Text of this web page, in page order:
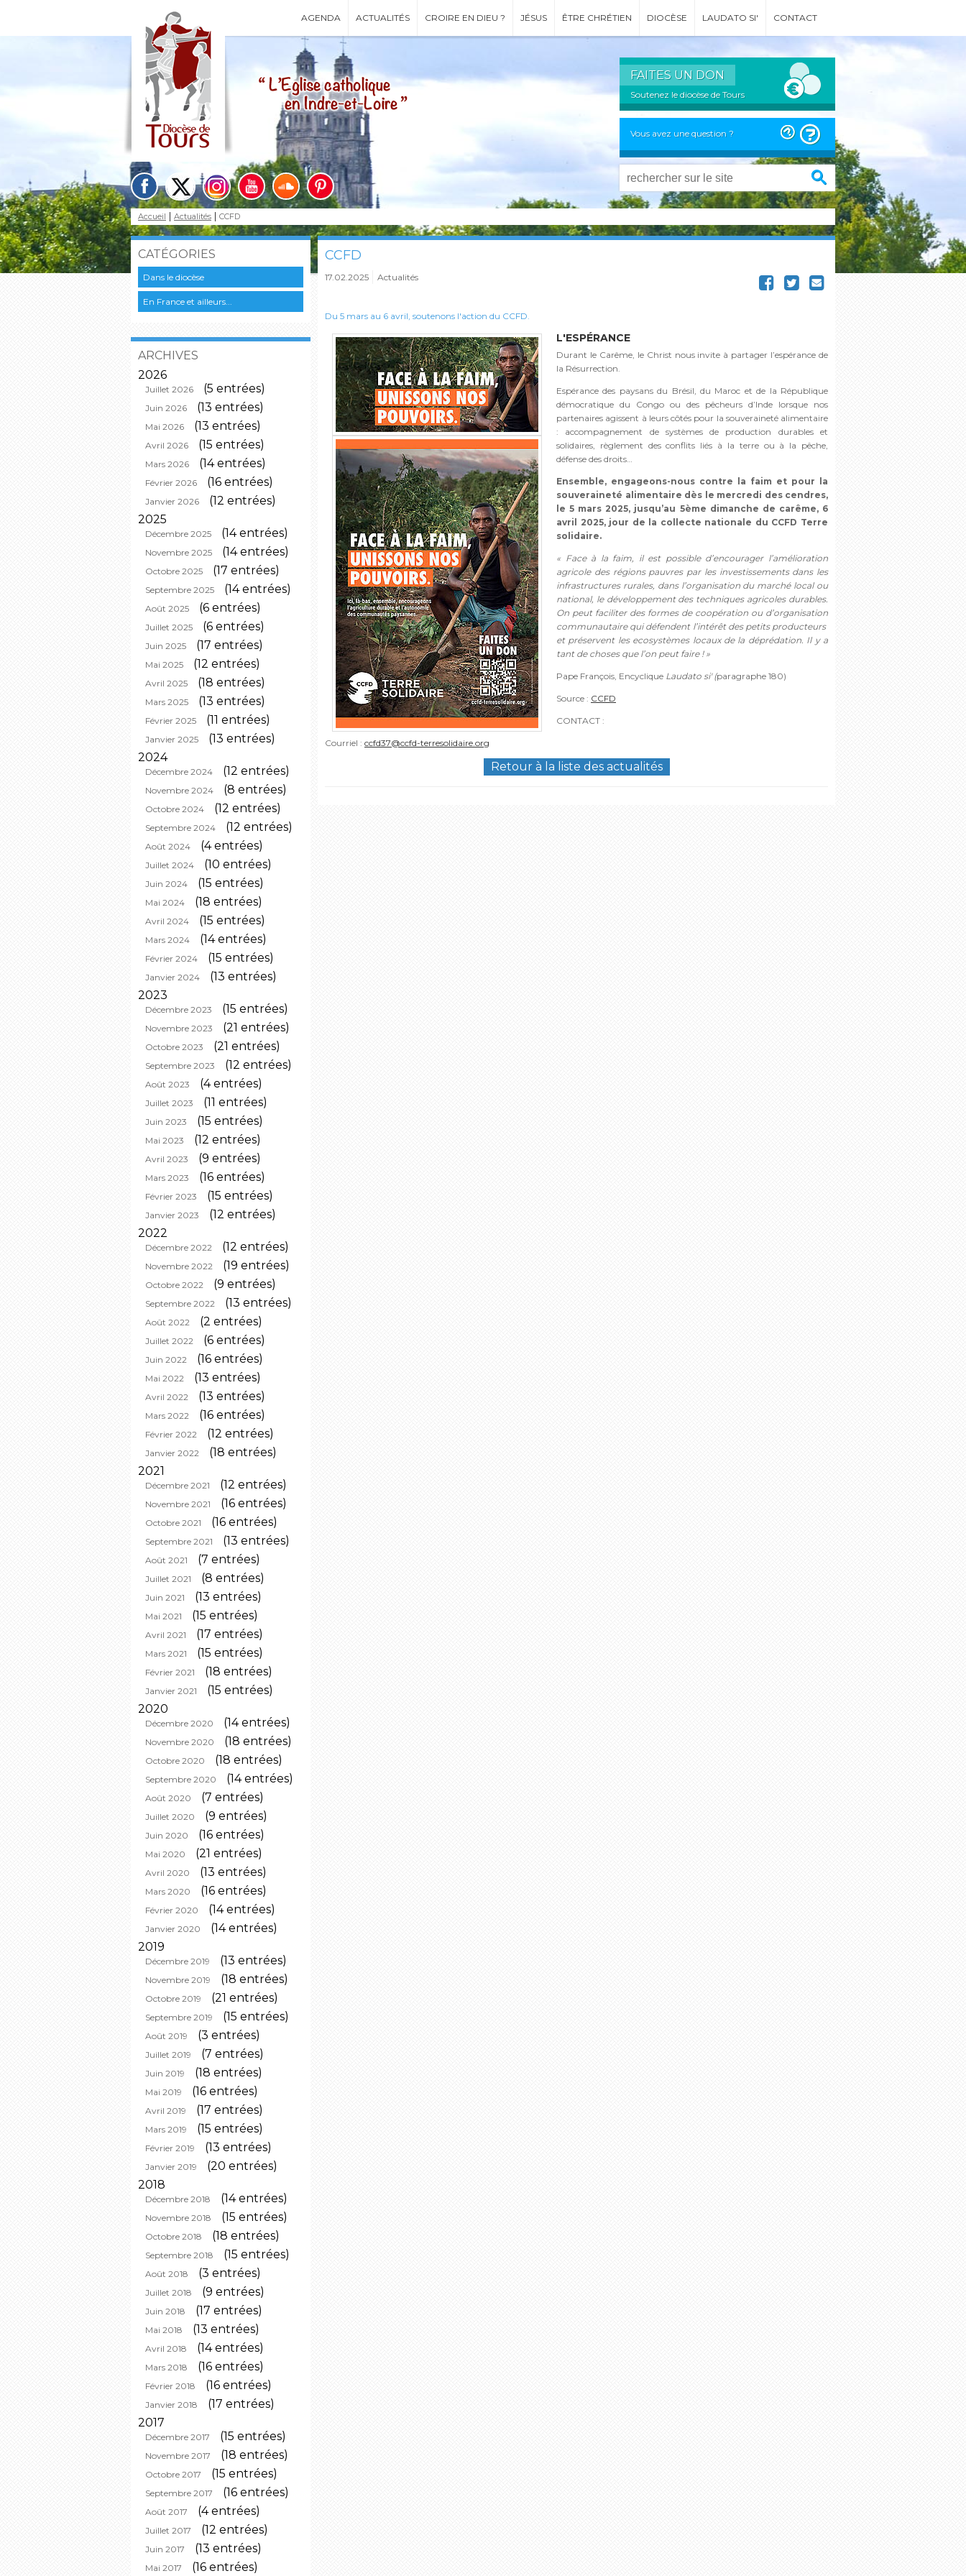
AGENDA ACTUALITÉS CROIRE EN DIEU ? JÉSUS ÊTRE CHRÉTIEN DIOCÈSE LAUDATO SI' CONTACT
FAITES UN DON
Soutenez le diocèse de Tours
Vous avez une question ?
Accueil Actualités CCFD
CATÉGORIES
Dans le diocèse
En France et ailleurs...
ARCHIVES
2026
Juillet 2026 (5 entrées)
Juin 2026 (13 entrées)
Mai 2026 (13 entrées)
Avril 2026 (15 entrées)
Mars 2026 (14 entrées)
Février 2026 (16 entrées)
Janvier 2026
(12 entrées)
2025
Décembre 2025 (14 entrées)
Novembre 2025 (14 entrées)
Octobre 2025 (17 entrées)
Septembre 2025 (14 entrées)
Août 2025 (6 entrées)
Juillet 2025 (6 entrées)
Juin 2025 (17 entrées)
Mai 2025 (12 entrées)
Avril 2025 (18 entrées)
Mars 2025 (13 entrées)
Février 2025 (11 entrées)
Janvier 2025
(13 entrées)
2024
Décembre 2024 (12 entrées)
Novembre 2024 (8 entrées)
Octobre 2024 (12 entrées)
Septembre 2024 (12 entrées)
Août 2024 (4 entrées)
Juillet 2024 (10 entrées)
Juin 2024 (15 entrées)
Mai 2024 (18 entrées)
Avril 2024 (15 entrées)
Mars 2024 (14 entrées)
Février 2024 (15 entrées)
Janvier 2024
(13 entrées)
2023
Décembre 2023 (15 entrées)
Novembre 2023 (21 entrées)
Octobre 2023 (21 entrées)
Septembre 2023 (12 entrées)
Août 2023 (4 entrées)
Juillet 2023 (11 entrées)
Juin 2023 (15 entrées)
Mai 2023 (12 entrées)
Avril 2023 (9 entrées)
Mars 2023 (16 entrées)
Février 2023 (15 entrées)
Janvier 2023
(12 entrées)
2022
Décembre 2022 (12 entrées)
Novembre 2022 (19 entrées)
Octobre 2022 (9 entrées)
Septembre 2022 (13 entrées)
Août 2022 (2 entrées)
Juillet 2022 (6 entrées)
Juin 2022 (16 entrées)
Mai 2022 (13 entrées)
Avril 2022 (13 entrées)
Mars 2022 (16 entrées)
Février 2022 (12 entrées)
Janvier 2022
(18 entrées)
2021
Décembre 2021 (12 entrées)
Novembre 2021 (16 entrées)
Octobre 2021 (16 entrées)
Septembre 2021 (13 entrées)
Août 2021 (7 entrées)
Juillet 2021 (8 entrées)
Juin 2021 (13 entrées)
Mai 2021 (15 entrées)
Avril 2021 (17 entrées)
Mars 2021 (15 entrées)
Février 2021 (18 entrées)
Janvier 2021
(15 entrées)
2020
Décembre 2020 (14 entrées)
Novembre 2020 (18 entrées)
Octobre 2020 (18 entrées)
Septembre 2020 (14 entrées)
Août 2020 (7 entrées)
Juillet 2020 (9 entrées)
Juin 2020 (16 entrées)
Mai 2020 (21 entrées)
Avril 2020 (13 entrées)
Mars 2020 (16 entrées)
Février 2020 (14 entrées)
Janvier 2020
(14 entrées)
2019
Décembre 2019 (13 entrées)
Novembre 2019 (18 entrées)
Octobre 2019 (21 entrées)
Septembre 2019 (15 entrées)
Août 2019 (3 entrées)
Juillet 2019 (7 entrées)
Juin 2019 (18 entrées)
Mai 2019 (16 entrées)
Avril 2019 (17 entrées)
Mars 2019 (15 entrées)
Février 2019 (13 entrées)
Janvier 2019
(20 entrées)
2018
Décembre 2018 (14 entrées)
Novembre 2018 (15 entrées)
Octobre 2018 (18 entrées)
Septembre 2018 (15 entrées)
Août 2018 (3 entrées)
Juillet 2018 (9 entrées)
Juin 2018 (17 entrées)
Mai 2018 (13 entrées)
Avril 2018 (14 entrées)
Mars 2018 (16 entrées)
Février 2018 (16 entrées)
Janvier 2018
(17 entrées)
2017
Décembre 2017 (15 entrées)
Novembre 2017 (18 entrées)
Octobre 2017 (15 entrées)
Septembre 2017 (16 entrées)
Août 2017 (4 entrées)
Juillet 2017 (12 entrées)
Juin 2017 (13 entrées)
Mai 2017 (16 entrées)
CCFD
17.02.2025 Actualités
Du 5 mars au 6 avril, soutenons l'action du CCFD.
L'ESPÉRANCE
Durant le Carême, le Christ nous invite à partager l’espérance de
la Résurrection.
Espérance des paysans du Brésil, du Maroc et de la République
démocratique du Congo ou des pêcheurs d’Inde lorsque nos
partenaires agissent à leurs côtés pour la souveraineté alimentaire
: accompagnement de systèmes de production durables et
solidaires, règlement des conflits liés à la terre ou à la pêche,
défense des droits…
Ensemble, engageons-nous contre la faim et pour la
souveraineté alimentaire dès le mercredi des cendres,
le 5 mars 2025, jusqu’au 5ème dimanche de carême, 6
avril 2025, jour de la collecte nationale du CCFD Terre
solidaire.
« Face à la faim, il est possible d’encourager l’amélioration
agricole des régions pauvres par les investissements dans les
infrastructures rurales, dans l’organisation du marché local ou
national, le développement des techniques agricoles durables.
On peut faciliter des formes de coopération ou d’organisation
communautaire qui défendent l’intérêt des petits producteurs
et préservent les ecosystèmes locaux de la déprédation. Il y a
tant de choses que l’on peut faire ! »
Pape François, Encyclique Laudato si' (paragraphe 180)
Source : CCFD
CONTACT :
Courriel : ccfd37@ccfd-terresolidaire.org
Retour à la liste des actualités